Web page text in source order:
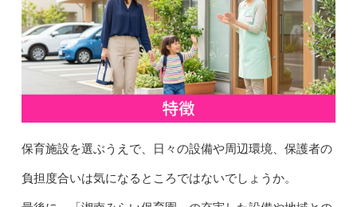
保育施設を選ぶうえで、日々の設備や周辺環境、保護者の
負担度合いは気になるところではないでしょうか。